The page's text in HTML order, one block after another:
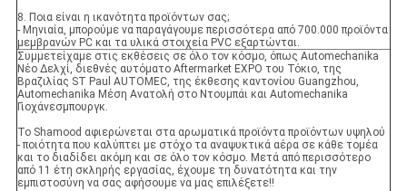
8. Ποια είναι η ικανότητα προϊόντων σας;
- Μηνιαία, μπορούμε να παραγάγουμε περισσότερα από 700.000 προϊόντα
μεμβρανών PC και τα υλικά στοιχεία PVC εξαρτώνται.
Συμμετείχαμε στις εκθέσεις σε όλο τον κόσμο, όπως Automechanika
Νέο Δελχί, διεθνές αυτόματο Aftermarket EXPO του Τόκιο, της
Βραζιλίας ST Paul AUTOMEC, της έκθεσης καντονίου Guangzhou,
Automechanika Μέση Ανατολή στο Ντουμπάι και Automechanika
Γιοχάνεσμπουργκ.
Το Shamood αφιερώνεται στα αρωματικά προϊόντα προϊόντων υψηλού
- ποιότητα που καλύπτει με στόχο τα αναψυκτικά αέρα σε κάθε τομέα
και το διαδίδει ακόμη και σε όλο τον κόσμο. Μετά από περισσότερο
από 11 έτη σκληρής εργασίας, έχουμε τη δυνατότητα και την
εμπιστοσύνη να σας αφήσουμε να μας επιλέξετε!!